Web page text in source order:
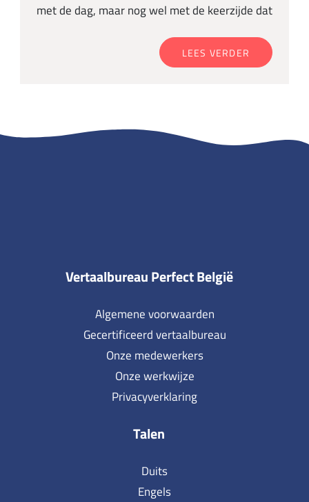
met de dag, maar nog wel met de keerzijde dat
LEES VERDER
Vertaalbureau Perfect België
Algemene voorwaarden
Gecertificeerd vertaalbureau
Onze medewerkers
Onze werkwijze
Privacyverklaring
Talen
Duits
Engels